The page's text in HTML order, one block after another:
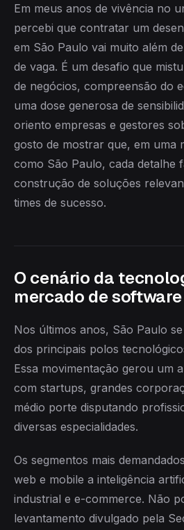
Em meus anos de vivência no
percebi que contratar um
em São Paulo vai muito além
de vaga. É um desafio que
de negócios, compreensão do
uma dose generosa de
oriento empresas e gestores
gosto de mostrar que, em uma
como São Paulo, cada detalhe
construção de soluções
times de sucesso.
O cenário da
mercado de
Nos últimos anos, São Paulo
dos principais polos
Essa movimentação gerou um
com startups, grandes
médio porte disputando
diversas especialidades.
Os segmentos mais
web e mobile a inteligência
industrial e e-commerce. Não
levantamento divulgado pela